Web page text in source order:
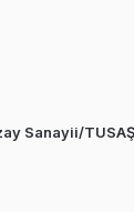
Sanayii/TUSAŞ